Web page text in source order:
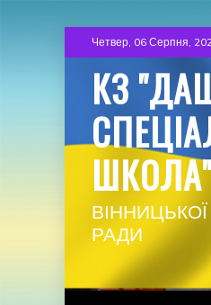
to
content
Четвер, 06 Серпня,
КЗ
РАДИ